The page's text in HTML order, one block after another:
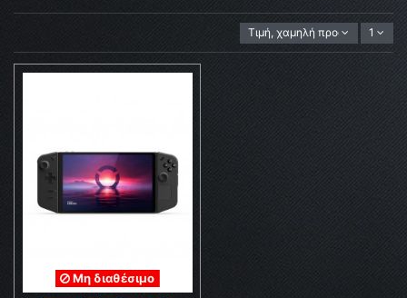
Τιμή, χαμηλή προς υψηλή
1
Μη διαθέσιμο